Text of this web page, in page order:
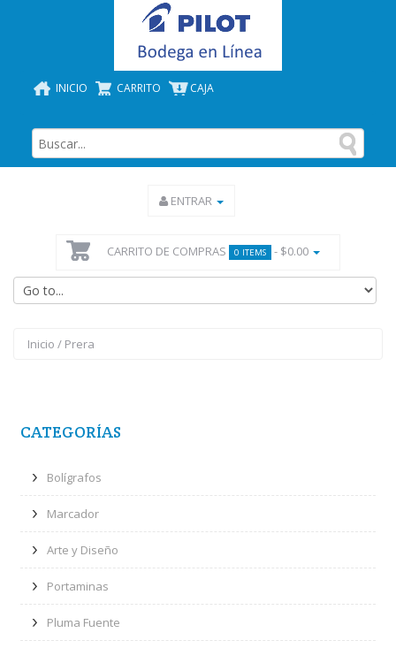
INICIO CARRITO CAJA
ENTRAR
CARRITO DE COMPRAS 0 ITEMS - $0.00
Inicio / Prera
CATEGORÍAS
Bolígrafos
Marcador
Arte y Diseño
Portaminas
Pluma Fuente